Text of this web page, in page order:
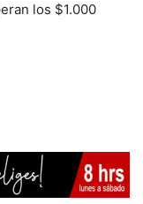
los $1.000